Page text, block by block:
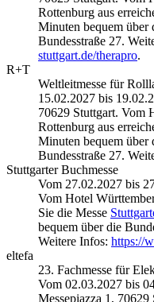
Rottenburg aus
Minuten bequem über
Bundesstraße 27.
stuttgart.de/therapro.
R+T
Weltleitmesse für
15.02.2027 bis
70629 Stuttgart. Vom
Rottenburg aus
Minuten bequem über
Bundesstraße 27.
Stuttgarter Buchmesse
Vom 27.02.2027 bis
Vom Hotel
Sie die Messe
bequem über die
Weitere Infos: https://
eltefa
23. Fachmesse für
Vom 02.03.2027 bis
Messepiazza 1,